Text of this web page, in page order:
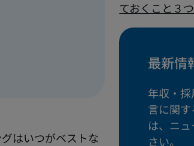
はいつがベストな
ておくこと３つ